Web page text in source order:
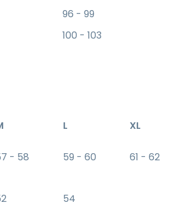
96 - 99
100 - 103
L XL
- 58 59 - 60 61 - 62
54